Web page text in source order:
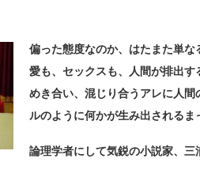
偏った態度なのか、はたまた単
愛も、セックスも、人間が排出
めき合い、混じり合うアレに人
ルのように何かが生み出されるま
論理学者にして気鋭の小説家、三